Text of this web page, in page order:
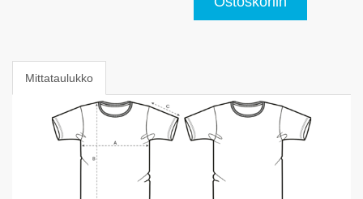
Mittataulukko